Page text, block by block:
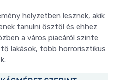
helyzetben lesznek, akik
tanulni ősztől és ehhez
a város piacáról szinte
lakások, több horrorisztikus